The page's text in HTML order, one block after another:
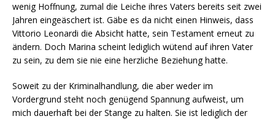
wenig Hoffnung, zumal die Leiche ihres Vaters bereits seit zwei
Jahren eingeäschert ist. Gäbe es da nicht einen Hinweis, dass
Vittorio Leonardi die Absicht hatte, sein Testament erneut zu
ändern. Doch Marina scheint lediglich wütend auf ihren Vater
zu sein, zu dem sie nie eine herzliche Beziehung hatte.
Soweit zu der Kriminalhandlung, die aber weder im
Vordergrund steht noch genügend Spannung aufweist, um
mich dauerhaft bei der Stange zu halten. Sie ist lediglich der